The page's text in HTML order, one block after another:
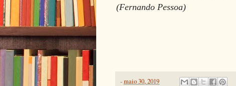
(Fernando Pessoa)
-maio 30, 2019